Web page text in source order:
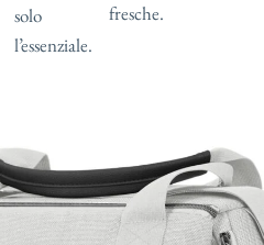
solo
l’essenziale.
fresche.